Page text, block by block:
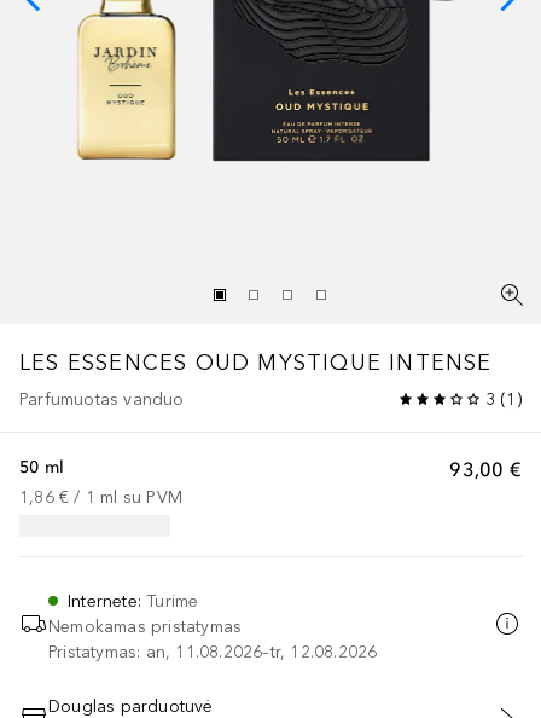
LES ESSENCES OUD MYSTIQUE INTENSE
Parfumuotas vanduo 3 (1 )
93,00 €
50 ml
1,86 € / 1 ml su PVM
Internete:Turime
Nemokamas pristatymas
Pristatymas: an, 11.08.2026–tr, 12.08.2026
Douglas parduotuvė